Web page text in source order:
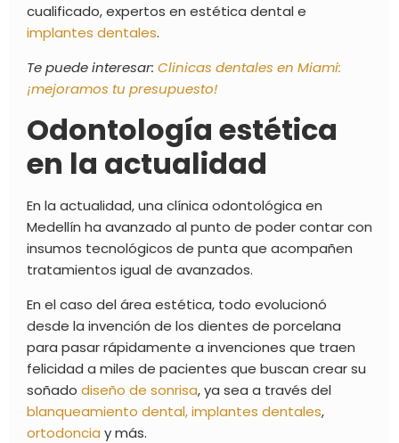
cualificado, expertos en estética dental e
implantes dentales.
Te puede interesar: Clinicas dentales en Miami:
¡mejoramos tu presupuesto!
Odontología estética
en la actualidad
En la actualidad, una clínica odontológica en
Medellín ha avanzado al punto de poder contar con
insumos tecnológicos de punta que acompañen
tratamientos igual de avanzados.
En el caso del área estética, todo evolucionó
desde la invención de los dientes de porcelana
para pasar rápidamente a invenciones que traen
felicidad a miles de pacientes que buscan crear su
soñado diseño de sonrisa, ya sea a través del
blanqueamiento dental,implantes dentales,
ortodoncia y más.